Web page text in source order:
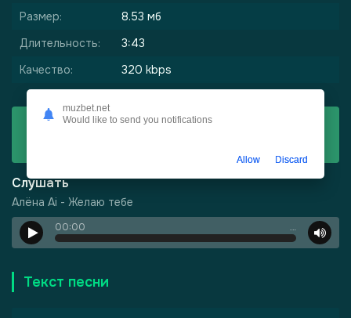
Размер:
8.53 мб
Длительность:
3:43
Качество:
320 kbps
Скачать
Слушать
Алёна Ai - Желаю тебе
00:00 …
Текст песни
muzbet.net
Would like to send you notifications
Allow Discard